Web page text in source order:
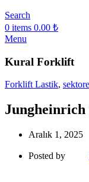
Search
0 items 0.00 ₺
Menu
Kural Forklift
Forklift Lastik,
Aralık 1, 2025
Posted by